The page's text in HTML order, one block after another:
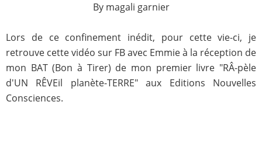
By magali garnier
Lors de ce confinement inédit, pour cette vie-ci, je
retrouve cette vidéo sur FB avec Emmie à la réception de
mon BAT (Bon à Tirer) de mon premier livre "RÂ-pèle
d'UN RÊVEil planète-TERRE" aux Editions Nouvelles
Consciences.